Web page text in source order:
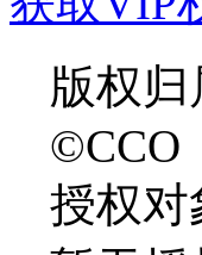
版权归
©CCO
授权对